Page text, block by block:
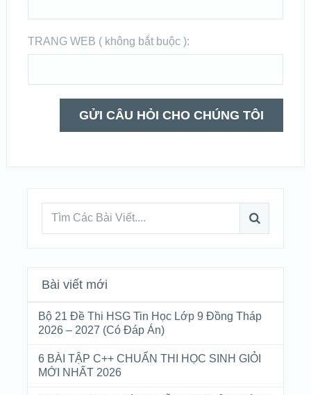
TRANG WEB ( không bắt buộc ):
Bài viết mới
Bộ 21 Đề Thi HSG Tin Học Lớp 9 Đồng Tháp
2026 – 2027 (Có Đáp Án)
6 BÀI TẬP C++ CHUẨN THI HỌC SINH GIỎI
MỚI NHẤT 2026